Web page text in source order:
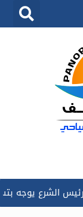
يوجه بتسخير كل